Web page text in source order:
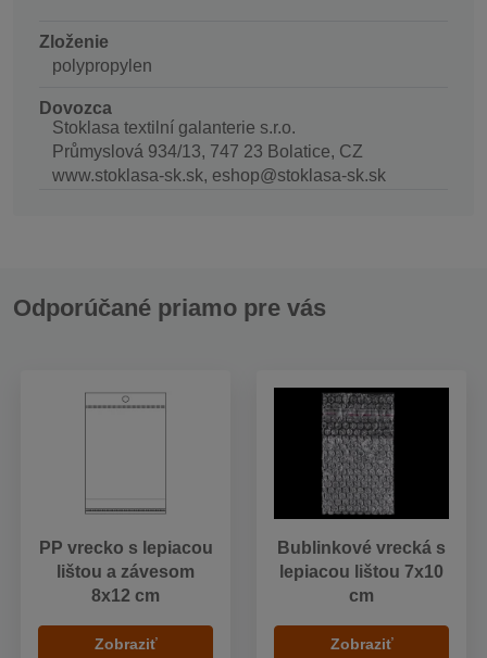
Zloženie
polypropylen
Dovozca
Stoklasa textilní galanterie s.r.o.
Průmyslová 934/13, 747 23 Bolatice, CZ
www.stoklasa-sk.sk, eshop@stoklasa-sk.sk
Odporúčané priamo pre vás
PP vrecko s lepiacou
lištou a závesom
8x12 cm
Zobraziť
Bublinkové vrecká s
lepiacou lištou 7x10
cm
Zobraziť